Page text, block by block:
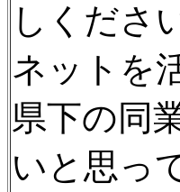
しくださ
ネットを
県下の同
いと思っ